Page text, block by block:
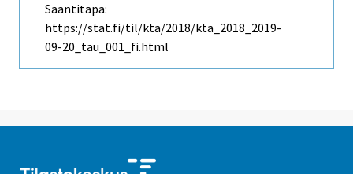
Saantitapa:
https://stat.fi/til/kta/2018/kta_2018_2019-
09-20_tau_001_fi.html